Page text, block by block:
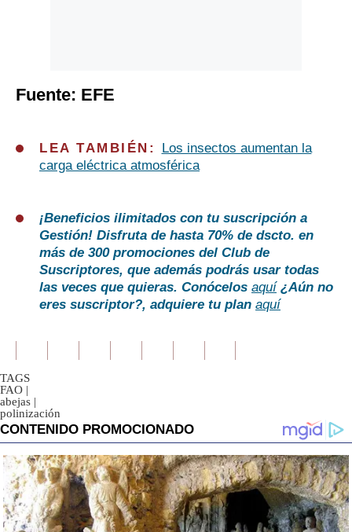
Fuente: EFE
LEA TAMBIÉN:
Los insectos aumentan la
carga eléctrica atmosférica
¡Beneficios ilimitados con tu suscripción a
Gestión! Disfruta de hasta 70% de dscto. en
más de 300 promociones del Club de
Suscriptores, que además podrás usar todas
las veces que quieras. Conócelos aquí ¿Aún no
eres suscriptor?, adquiere tu plan aquí
TAGS
FAO |
abejas |
polinización